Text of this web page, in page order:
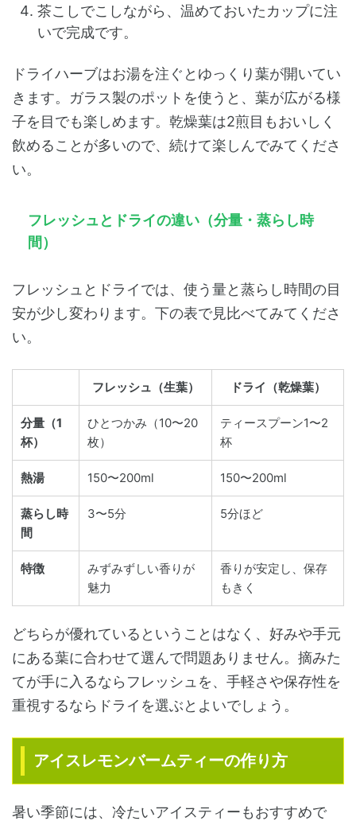
茶こしでこしながら、温めておいたカップに注
いで完成です。
ドライハーブはお湯を注ぐとゆっくり葉が開いてい
きます。ガラス製のポットを使うと、葉が広がる様
子を目でも楽しめます。乾燥葉は2煎目もおいしく
飲めることが多いので、続けて楽しんでみてくださ
い。
フレッシュとドライの違い（分量・蒸らし時
間）
フレッシュとドライでは、使う量と蒸らし時間の目
安が少し変わります。下の表で見比べてみてくださ
い。
フレッシュ（生葉） ドライ（乾燥葉）
分量（1
杯）
ひとつかみ（10〜20
枚）
ティースプーン1〜2
杯
熱湯 150〜200ml 150〜200ml
蒸らし時
間
3〜5分 5分ほど
特徴
みずみずしい香りが
魅力
香りが安定し、保存
もきく
どちらが優れているということはなく、好みや手元
にある葉に合わせて選んで問題ありません。摘みた
てが手に入るならフレッシュを、手軽さや保存性を
重視するならドライを選ぶとよいでしょう。
アイスレモンバームティーの作り方
暑い季節には、冷たいアイスティーもおすすめで